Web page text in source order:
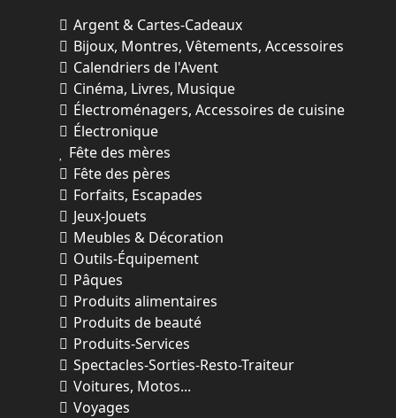
Argent & Cartes-Cadeaux
Bijoux, Montres, Vêtements, Accessoires
Calendriers de l'Avent
Cinéma, Livres, Musique
Électroménagers, Accessoires de cuisine
Électronique
Fête des mères
Fête des pères
Forfaits, Escapades
Jeux-Jouets
Meubles & Décoration
Outils-Équipement
Pâques
Produits alimentaires
Produits de beauté
Produits-Services
Spectacles-Sorties-Resto-Traiteur
Voitures, Motos...
Voyages